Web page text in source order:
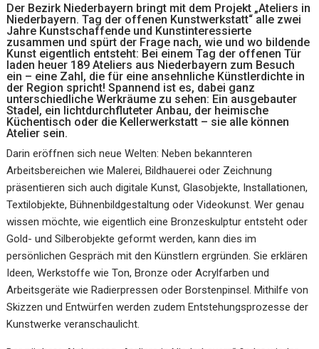
Der Bezirk Niederbayern bringt mit dem Projekt „Ateliers in
Niederbayern. Tag der offenen Kunstwerkstatt“ alle zwei
Jahre Kunstschaffende und Kunstinteressierte
zusammen und spürt der Frage nach, wie und wo bildende
Kunst eigentlich entsteht: Bei einem Tag der offenen Tür
laden heuer 189 Ateliers aus Niederbayern zum Besuch
ein – eine Zahl, die für eine ansehnliche Künstlerdichte in
der Region spricht! Spannend ist es, dabei ganz
unterschiedliche Werkräume zu sehen: Ein ausgebauter
Stadel, ein lichtdurchfluteter Anbau, der heimische
Küchentisch oder die Kellerwerkstatt – sie alle können
Atelier sein.
Darin eröffnen sich neue Welten: Neben bekannteren
Arbeitsbereichen wie Malerei, Bildhauerei oder Zeichnung
präsentieren sich auch digitale Kunst, Glasobjekte, Installationen,
Textilobjekte, Bühnenbildgestaltung oder Videokunst. Wer genau
wissen möchte, wie eigentlich eine Bronzeskulptur entsteht oder
Gold- und Silberobjekte geformt werden, kann dies im
persönlichen Gespräch mit den Künstlern ergründen. Sie erklären
Ideen, Werkstoffe wie Ton, Bronze oder Acrylfarben und
Arbeitsgeräte wie Radierpressen oder Borstenpinsel. Mithilfe von
Skizzen und Entwürfen werden zudem Entstehungsprozesse der
Kunstwerke veranschaulicht.